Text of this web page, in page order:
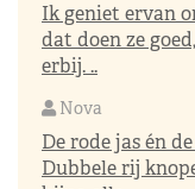
Ik geniet ervan
dat doen ze
erbij. ..
Nova
De rode jas én
Dubbele rij